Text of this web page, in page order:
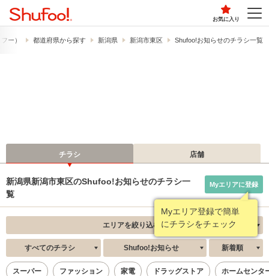
お気に入り
ー） 都道府県から探す 新潟県 新潟市東区 Shufoo!お知らせのチラシ一覧
チラシ 店舗
新潟県新潟市東区のShufoo!お知らせのチラシ一
覧
Myエリア登録で簡単
にチラシをチェック
Myエリアに登録
エリアを絞り込む
すべてのチラシ Shufoo!お知らせ 新着順
スーパー ファッション 家電 ドラッグストア ホームセンタ